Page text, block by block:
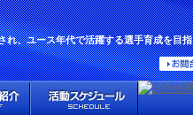
れ、ユース年代で活躍する選手育成を目